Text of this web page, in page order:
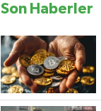
Son Haberler